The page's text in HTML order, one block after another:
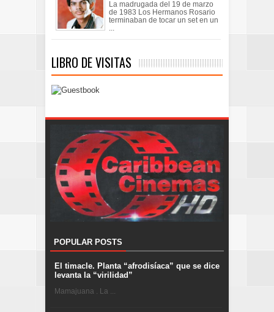
La madrugada del 19 de marzo
de 1983 Los Hermanos Rosario
terminaban de tocar un set en un
...
LIBRO DE VISITAS
POPULAR POSTS
El timacle. Planta “afrodisíaca” que se dice
levanta la “virilidad”
Mamajuana . La ...